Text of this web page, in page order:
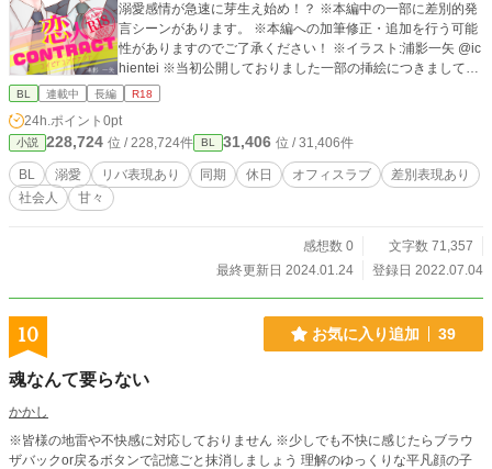
溺愛感情が急速に芽生え始め！？ ※本編中の一部に差別的発
言シーンがあります。 ※本編への加筆修正・追加を行う可能
性がありますのでご了承ください！ ※イラスト:浦影一矢 @ic
hientei ※当初公開しておりました一部の挿絵につきましては
現在非公開中です。ご了承ください。2022.11.22
BL 連載中 長編 R18
24h.ポイント 0pt
小説 228,724 位 / 228,724件 BL 31,406 位 / 31,406件
BL 溺愛 リバ表現あり 同期 休日 オフィスラブ
差別表現あり
社会人
甘々
感想数 0
文字数 71,357
最終更新日 2024.01.24
登録日 2022.07.04
10 お気に入り追加 39
魂なんて要らない
かかし
※皆様の地雷や不快感に対応しておりません ※少しでも不快に感じたらブラウ
ザバックor戻るボタンで記憶ごと抹消しましょう 理解のゆっくりな平凡顔の子